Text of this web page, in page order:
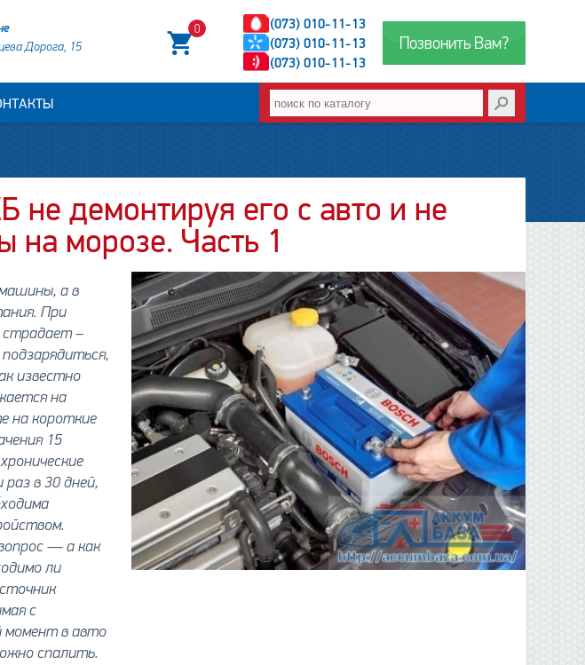
Позвонить Вам?
(073) 010-11-13
(073) 010-11-13
(073) 010-11-13
0
Дорога, 15
не демонтируя его с авто и не
на морозе. Часть 1
а в
При
страдает –
известно
на
на короткие
15
в 30 дней,
— а как
ли
с
момент в авто
спалить.